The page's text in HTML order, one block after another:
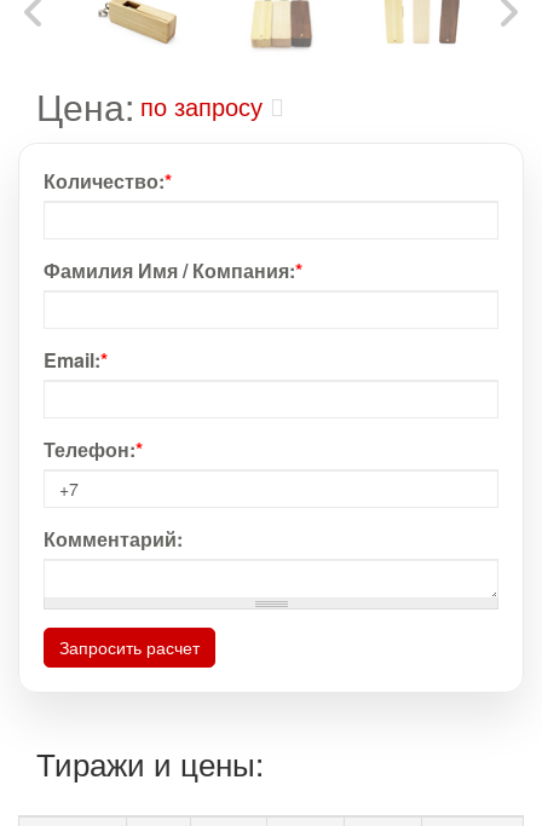
Цена: по запросу
Количество:*
Фамилия Имя / Компания:*
Email:*
Телефон:*
Комментарий:
Запросить расчет
Тиражи и цены: